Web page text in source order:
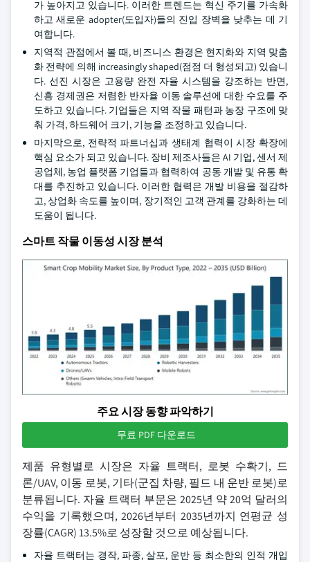
가 높아지고 있습니다. 이러한 트렌드는 혁신 주기를 가속화
하고 새로운 adopter(도입자)들의 진입 장벽을 낮추는 데 기
여합니다.
지역적 관점에서 볼 때, 비즈니스 환경은 현지화와 지역 맞춤
화 전략에 의해 increasingly shaped(점점 더 형성되고) 있습니
다. 선진 시장은 고용량 완전 자율 시스템을 강조하는 반면,
신흥 경제권은 저렴한 반자율 이동 솔루션에 대한 수요를 주
도하고 있습니다. 기업들은 지역 작물 패턴과 농장 구조에 맞
춰 가격, 하드웨어 크기, 기능을 조정하고 있습니다.
마지막으로, 전략적 파트너십과 생태계 협력이 시장 확장에
핵심 요소가 되고 있습니다. 장비 제조사들은 AI 기업, 센서 제
공업체, 농업 플랫폼 기업들과 협력하여 공동 개발 및 유통 확
대를 추진하고 있습니다. 이러한 협력은 개발 비용을 절감하
고, 상업화 속도를 높이며, 장기적인 고객 관계를 강화하는 데
도움이 됩니다.
스마트 작물 이동성 시장 분석
주요 시장 동향 파악하기
무료 PDF 다운로드
제품 유형별로 시장은 자율 트랙터, 로봇 수확기, 드
론/UAV, 이동 로봇, 기타(군집 차량, 필드 내 운반 로봇)로
분류됩니다. 자율 트랙터 부문은 2025년 약 20억 달러의
수익을 기록했으며, 2026년부터 2035년까지 연평균 성
장률(CAGR) 13.5%로 성장할 것으로 예상됩니다.
자율 트랙터는 경작, 파종, 살포, 운반 등 최소한의 인적 개입